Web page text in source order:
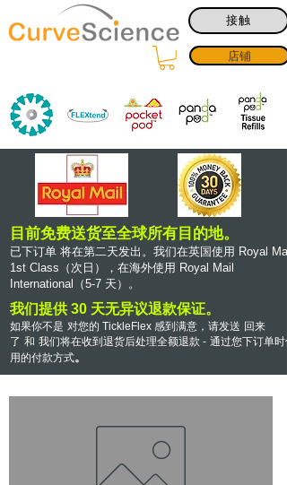
接触
店铺
目前免费送货至全球所有目的地。
已下订单 将在第二天发出。我们在英国使用 Royal Mail
1st Class（次日），在海外使用 Royal Mail
International（5-7 天）。
我们提供 30 天无异议退款保证。
如果你不是 对您的 TickleFlex 感到满意，请发送 回来
了 和 我们将在收到退货后处理全额退款 - 通过您下订单时
用的付款方式。